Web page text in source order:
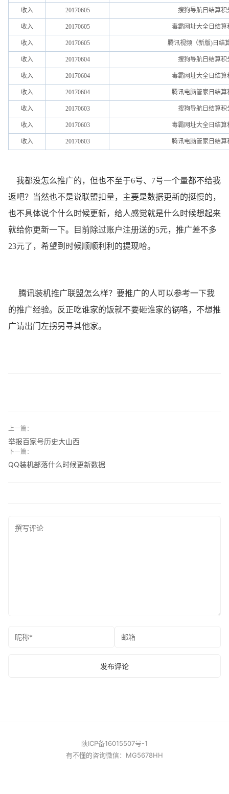
收入 20170605 搜狗导航日结算积
收入 20170605 毒霸网址大全日结算
收入 20170605 腾讯视频（新版)日结
收入 20170604 搜狗导航日结算积
收入 20170604 毒霸网址大全日结算
收入 20170604 腾讯电脑管家日结算
收入 20170603 搜狗导航日结算积
收入 20170603 毒霸网址大全日结算
收入 20170603 腾讯电脑管家日结算
我都没怎么推广的，但也不至于6号、7号一个量都不给我
返吧？当然也不是说联盟扣量，主要是数据更新的挺慢的，
也不具体说个什么时候更新，给人感觉就是什么时候想起来
就给你更新一下。目前除过账户注册送的5元，推广差不多
23元了，希望到时候顺顺利利的提现哈。
腾讯装机推广联盟怎么样？要推广的人可以参考一下我
的推广经验。反正吃谁家的饭就不要砸谁家的锅咯，不想推
广请出门左拐另寻其他家。
上一篇：
举报百家号历史大山西
下一篇：
QQ装机部落什么时候更新数据
陕ICP备16015507号-1
有不懂的咨询微信：MG5678HH